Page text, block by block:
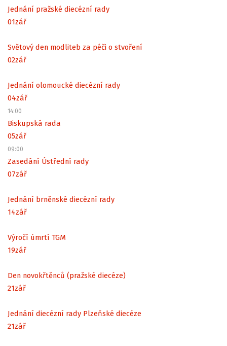
Jednání pražské diecézní rady
01zář
Světový den modliteb za péči o stvoření
02zář
Jednání olomoucké diecézní rady
04zář
14:00
Biskupská rada
05zář
09:00
Zasedání Ústřední rady
07zář
Jednání brněnské diecézní rady
14zář
Výročí úmrtí TGM
19zář
Den novokřtěnců (pražské diecéze)
21zář
Jednání diecézní rady Plzeňské diecéze
21zář